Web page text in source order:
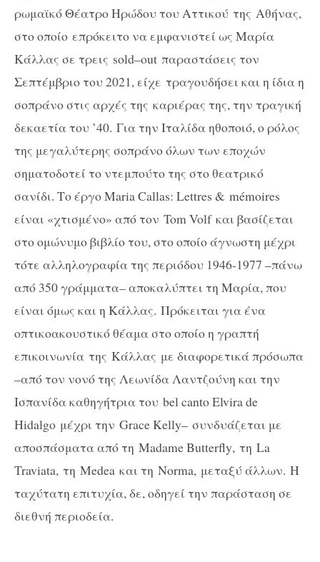
ρωμαϊκό Θέατρο Ηρώδου του Αττικού της Αθήνας,
στο οποίο επρόκειτο να εμφανιστεί ως Μαρία
Κάλλας σε τρεις sold–out παραστάσεις τον
Σεπτέμβριο του 2021, είχε τραγουδήσει και η ίδια η
σοπράνο στις αρχές της καριέρας της, την τραγική
δεκαετία του ’40. Για την Ιταλίδα ηθοποιό, ο ρόλος
της μεγαλύτερης σοπράνο όλων των εποχών
σηματοδοτεί το ντεμπούτο της στο θεατρικό
σανίδι. Το έργοMariaCallas: Lettres & mémoires
είναι «χτισμένο» από τον TomVolfκαι βασίζεται
στο ομώνυμο βιβλίο του, στο οποίο άγνωστη μέχρι
τότε αλληλογραφία της περιόδου 1946-1977 –πάνω
από 350 γράμματα– αποκαλύπτει τη Μαρία, που
είναι όμως και η Κάλλας. Πρόκειται για ένα
οπτικοακουστικό θέαμα στο οποίο η γραπτή
επικοινωνία της Κάλλας με διαφορετικά πρόσωπα
–από τον νονό της Λεωνίδα Λαντζούνη και την
Ισπανίδα καθηγήτρια του belcantoElvirade
Hidalgo μέχρι την GraceKelly– συνδυάζεται με
αποσπάσματα από τη MadameButterfly, τη La
Traviata, τη Medea και τη Norma, μεταξύ άλλων. Η
ταχύτατη επιτυχία, δε, οδηγεί την παράσταση σε
διεθνή περιοδεία.